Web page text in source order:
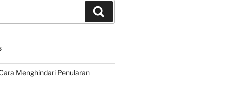
Menghindari Penularan